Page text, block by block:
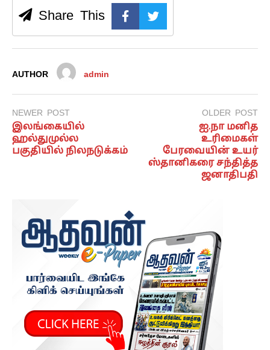
Share This
AUTHOR admin
NEWER POST
இலங்கையில்
ஹல்துமுல்ல
பகுதியில் நிலநடுக்கம்
OLDER POST
ஐ.நா மனித
உரிமைகள்
பேரவையின் உயர்
ஸ்தானிகரை சந்தித்த
ஜனாதிபதி